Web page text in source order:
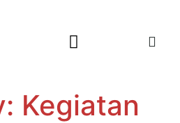
Kegiatan